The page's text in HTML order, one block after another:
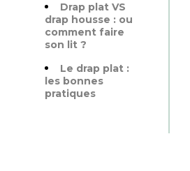
Drap plat VS
drap housse : ou
comment faire
son lit ?
Le drap plat :
les bonnes
pratiques